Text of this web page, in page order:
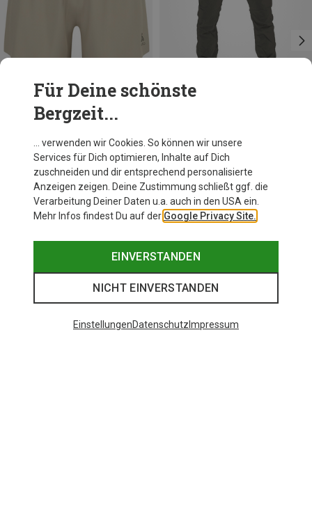
Du sparst 13%
Für Deine schönste
Bergzeit...
… verwenden wir Cookies. So können wir unsere
Services für Dich optimieren, Inhalte auf Dich
zuschneiden und dir entsprechend personalisierte
Anzeigen zeigen. Deine Zustimmung schließt ggf. die
Verarbeitung Deiner Daten u.a. auch in den USA ein.
Mehr Infos findest Du auf der Google Privacy Site.
EINVERSTANDEN
NICHT EINVERSTANDEN
EinstellungenDatenschutz Impressum